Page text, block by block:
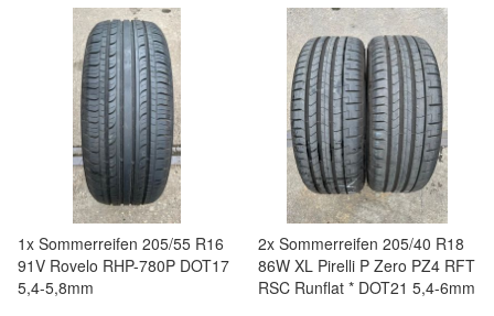
1x Sommerreifen 205/55 R16
91V Rovelo RHP-780P DOT17
5,4-5,8mm
2x Sommerreifen 205/40 R18
86W XL Pirelli P Zero PZ4 RFT
RSC Runflat * DOT21 5,4-6mm